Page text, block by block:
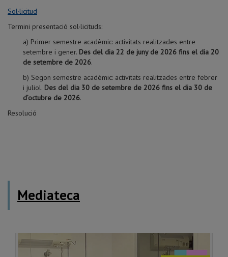
Sol·licitud
Termini presentació sol·licituds:
a) Primer semestre acadèmic: activitats realitzades entre
setembre i gener. Des del dia 22 de juny de 2026 fins el dia 20
de setembre de 2026.
b) Segon semestre acadèmic: activitats realitzades entre febrer
i juliol. Des del dia 30 de setembre de 2026 fins el dia 30 de
d’octubre de 2026.
Resolució
Mediateca
Màster universitari en Educació per a